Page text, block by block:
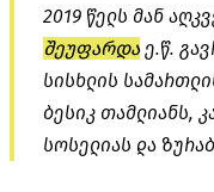
2019 წელს მან
შეუფარდაე.წ.
სისხლის
ბესიკ თამლიანს,
სოსელიას და